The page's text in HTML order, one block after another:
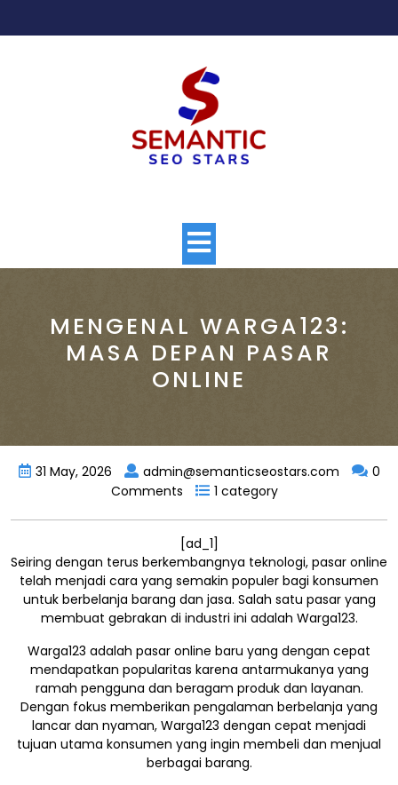
Open
MENGENAL WARGA123:
MASA DEPAN PASAR
ONLINE
31 May, 2026 admin@semanticseostars.com
0
Comments
1 category
[ad_1]
Seiring dengan terus berkembangnya teknologi, pasar online
telah menjadi cara yang semakin populer bagi konsumen
untuk berbelanja barang dan jasa. Salah satu pasar yang
membuat gebrakan di industri ini adalah Warga123.
Warga123 adalah pasar online baru yang dengan cepat
mendapatkan popularitas karena antarmukanya yang
ramah pengguna dan beragam produk dan layanan.
Dengan fokus memberikan pengalaman berbelanja yang
lancar dan nyaman, Warga123 dengan cepat menjadi
tujuan utama konsumen yang ingin membeli dan menjual
berbagai barang.